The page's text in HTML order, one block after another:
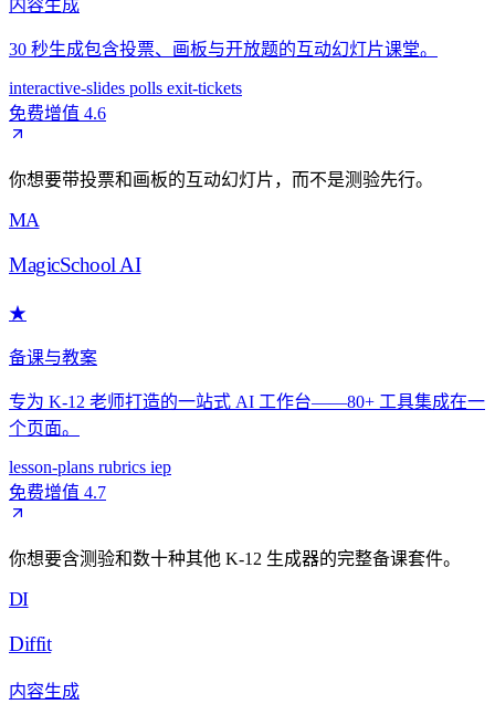
内容生成
30 秒生成包含投票、画板与开放题的互动幻灯片课堂。
interactive-slides polls exit-tickets
免费增值 4.6
你想要带投票和画板的互动幻灯片，而不是测验先行。
MA
MagicSchool AI
★
备课与教案
专为 K-12 老师打造的一站式 AI 工作台——80+ 工具集成在一
个页面。
lesson-plans rubrics iep
免费增值 4.7
你想要含测验和数十种其他 K-12 生成器的完整备课套件。
DI
Diffit
内容生成